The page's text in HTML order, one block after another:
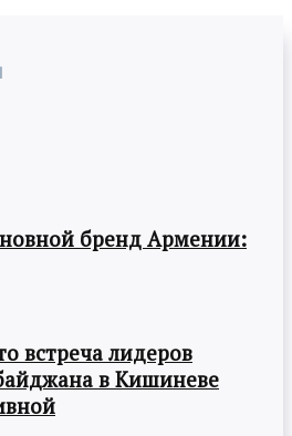
бренд Армении:
встреча лидеров
в Кишиневе